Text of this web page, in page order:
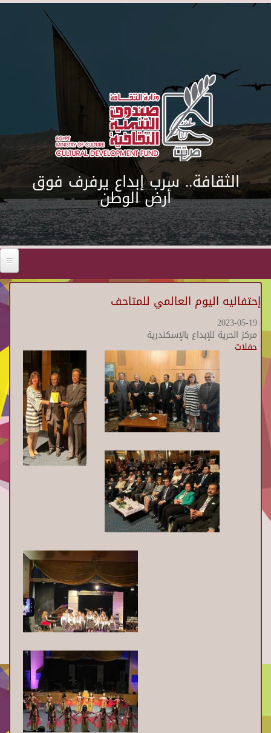
Skip to main content
الثقافة.. سرب إبداع يرفرف فوق
أرض الوطن
إحتفاليه اليوم العالمي للمتاحف
2023-05-19
مركز الحرية للإبداع بالإسكندرية
حفلات